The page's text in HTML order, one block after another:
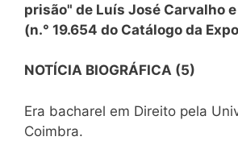
prisão" de Luís José Carvalho
(n.° 19.654 do Catálogo da
NOTÍCIA BIOGRÁFICA (5)
Era bacharel em Direito pela
Coimbra.